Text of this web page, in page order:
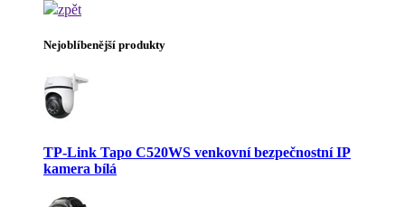
zpět
Nejoblíbenější produkty
TP-Link Tapo C520WS venkovní bezpečnostní IP
kamera bílá